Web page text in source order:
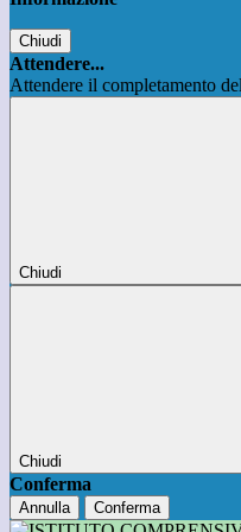
Chiudi
Attendere...
Attendere il completamento
Chiudi
Chiudi
Conferma
Annulla Conferma